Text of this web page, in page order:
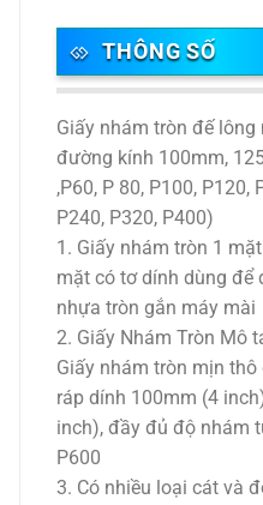
THÔNG SỐ
Giấy nhám tròn đế lông
đường kính 100mm,
,P60, P 80, P100, P120,
P240, P320, P400)
1. Giấy nhám tròn 1 mặt
mặt có tơ dính dùng để
nhựa tròn gắn máy mài
2. Giấy Nhám Tròn Mô
Giấy nhám tròn mịn thô
ráp dính 100mm (4
inch), đầy đủ độ nhám
P600
3. Có nhiều loại cát và